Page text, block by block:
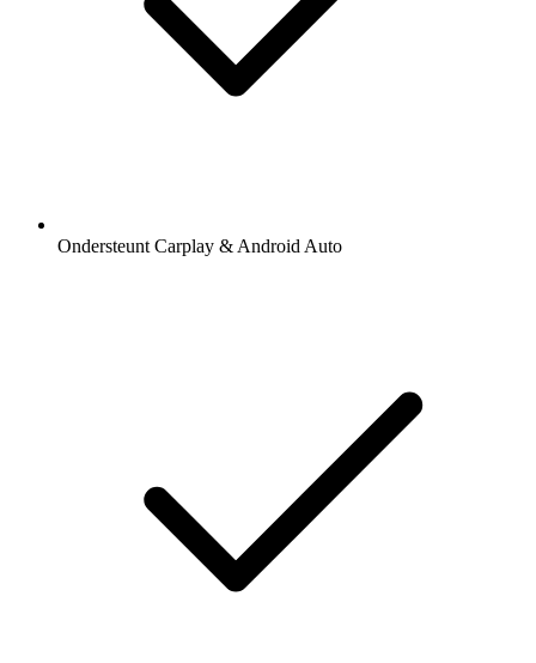
Ondersteunt Carplay & Android Auto